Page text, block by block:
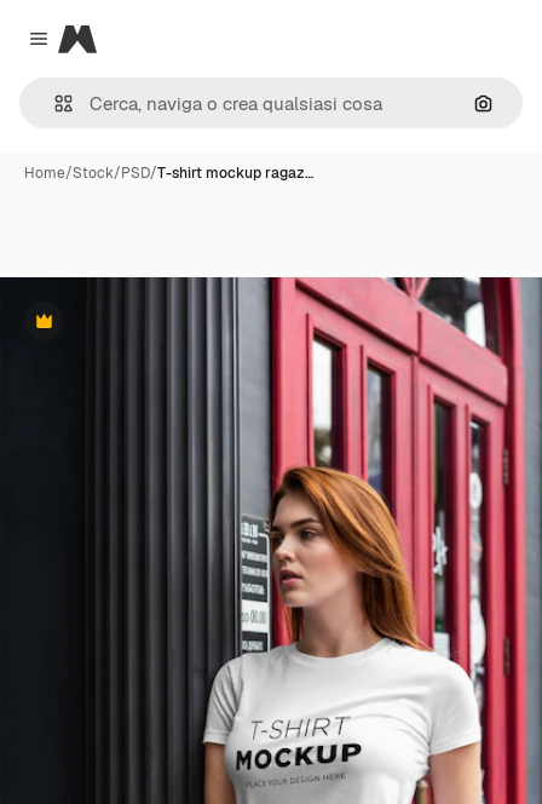
Close menu
Magnific
Cerca
Home/Stock/PSD/T-shirt mockup ragaz…
Premium